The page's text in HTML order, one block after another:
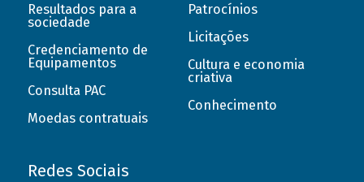
Resultados para a
sociedade
Credenciamento de
Equipamentos
Consulta PAC
Moedas contratuais
Patrocínios
Licitações
Cultura e economia
criativa
Conhecimento
Redes Sociais